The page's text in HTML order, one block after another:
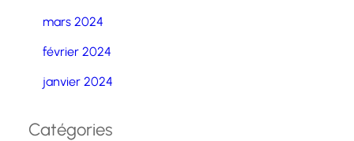
mars 2024
février 2024
janvier 2024
Catégories